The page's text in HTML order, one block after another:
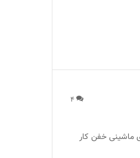
۴
ماشینی خفن کار